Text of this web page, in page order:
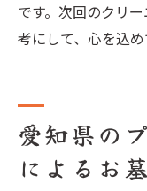
です。次回のクリ
考にして、心を込
愛知県の
によるお